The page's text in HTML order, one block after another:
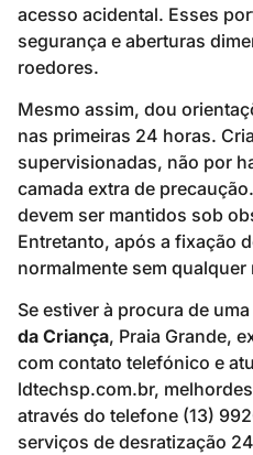
acesso acidental. Esses
segurança e aberturas
roedores.
Mesmo assim, dou
nas primeiras 24 horas.
supervisionadas, não por
camada extra de
devem ser mantidos sob
Entretanto, após a fixação
normalmente sem qualquer
Se estiver à procura de uma
da Criança, Praia Grande,
com contato telefónico e
ldtechsp.com.br,
através do telefone (13)
serviços de desratização